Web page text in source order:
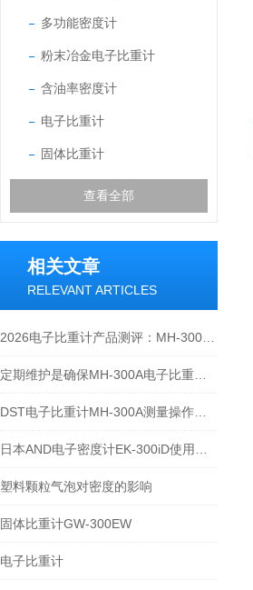
多功能密度计
粉末冶金电子比重计
含油率密度计
电子比重计
固体比重计
查看全部
相关文章
RELEVANT ARTICLES
塑料颗粒气泡对密度的影响
固体比重计GW-300EW
电子比重计